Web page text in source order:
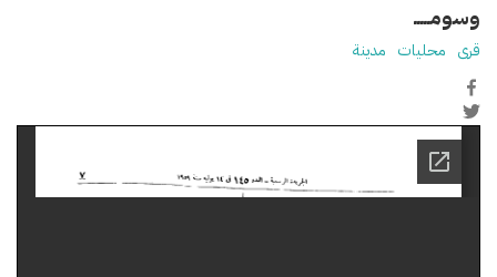
وسومـــــ
قرى محليات مدينة